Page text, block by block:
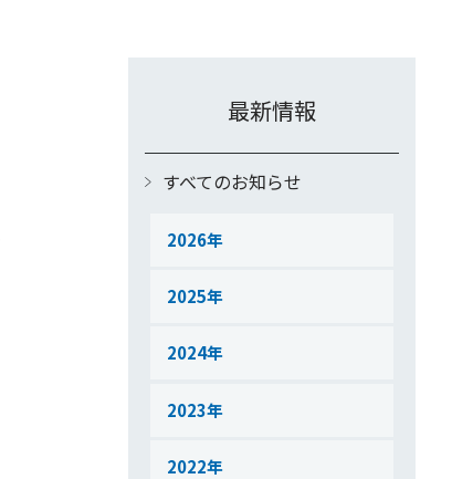
最新情報
すべてのお知らせ
2026
2025
2024
2023
2022